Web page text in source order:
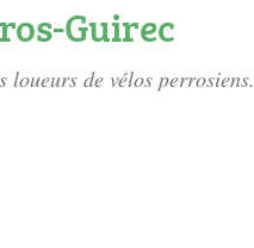
Guirec
loueurs de vélos perrosiens.